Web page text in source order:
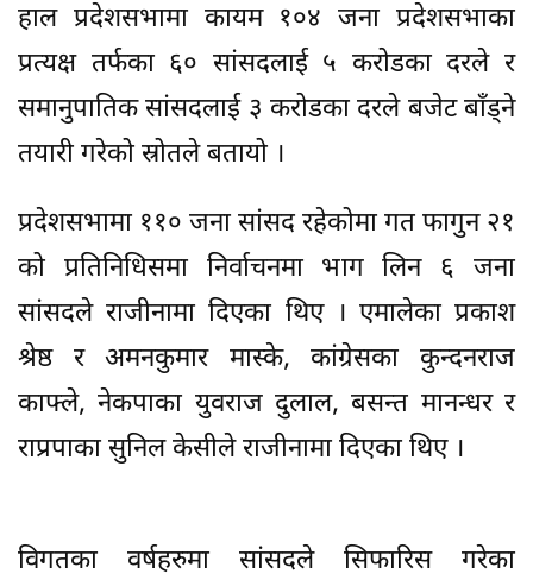
हाल प्रदेशसभामा कायम १०४ जना प्रदेशसभाका
प्रत्यक्ष तर्फका ६० सांसदलाई ५ करोडका दरले र
समानुपातिक सांसदलाई ३ करोडका दरले बजेट बाँड्ने
तयारी गरेको स्रोतले बतायो ।
प्रदेशसभामा ११० जना सांसद रहेकोमा गत फागुन २१
को प्रतिनिधिसमा निर्वाचनमा भाग लिन ६ जना
सांसदले राजीनामा दिएका थिए । एमालेका प्रकाश
श्रेष्ठ र अमनकुमार मास्के, कांग्रेसका कुन्दनराज
काफ्ले, नेकपाका युवराज दुलाल, बसन्त मानन्धर र
राप्रपाका सुनिल केसीले राजीनामा दिएका थिए ।
विगतका वर्षहरुमा सांसदले सिफारिस गरेका